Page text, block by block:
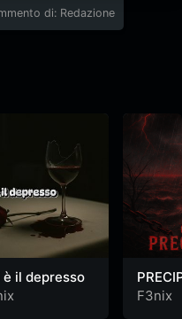
di: Redazione
è il depresso
F3nix